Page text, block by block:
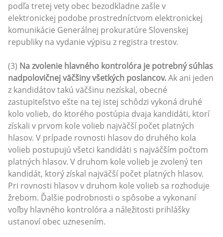
podľa tretej vety obec bezodkladne zašle v
elektronickej podobe prostredníctvom elektronickej
komunikácie Generálnej prokuratúre Slovenskej
republiky na vydanie výpisu z registra trestov.
(3) Na zvolenie hlavného kontrolóra je potrebný súhlas
nadpolovičnej väčšiny všetkých poslancov.Ak ani jeden
z kandidátov takú väčšinu nezískal, obecné
zastupiteľstvo ešte na tej istej schôdzi vykoná druhé
kolo volieb, do ktorého postúpia dvaja kandidáti, ktorí
získali v prvom kole volieb najväčší počet platných
hlasov. V prípade rovnosti hlasov do druhého kola
volieb postupujú všetci kandidáti s najväčším počtom
platných hlasov. V druhom kole volieb je zvolený ten
kandidát, ktorý získal najväčší počet platných hlasov.
Pri rovnosti hlasov v druhom kole volieb sa rozhoduje
žrebom. Ďalšie podrobnosti o spôsobe a vykonaní
voľby hlavného kontrolóra a náležitosti prihlášky
ustanoví obec uznesením.